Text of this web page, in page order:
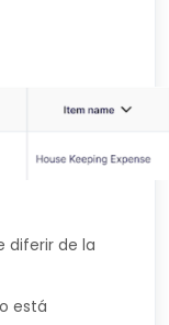
diferir de la
está